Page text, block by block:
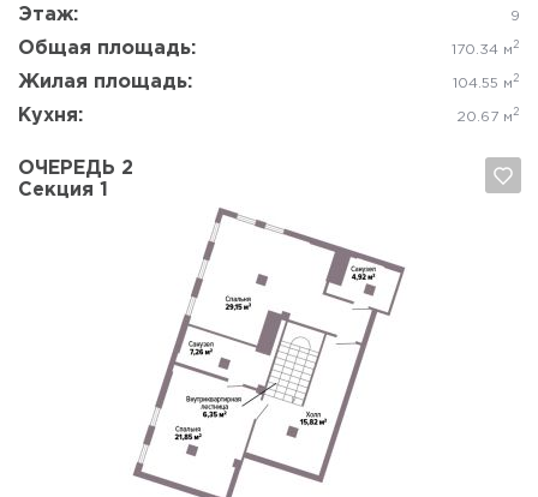
Этаж: 9
Общая площадь: 170.34 м 2
Жилая площадь: 104.55 м 2
Кухня: 20.67 м 2
ОЧЕРЕДЬ 2
Секция 1
Да, удалить Отмена